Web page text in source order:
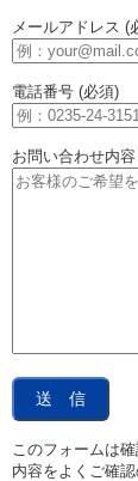
メールアドレス (
電話番号 (必須)
お問い合わせ内容
このフォームは
内容をよくご確